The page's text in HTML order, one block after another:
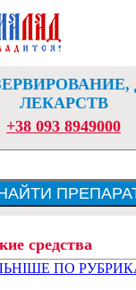
ЛЕКАРСТВ
+38 093 8949000
средства
ПО